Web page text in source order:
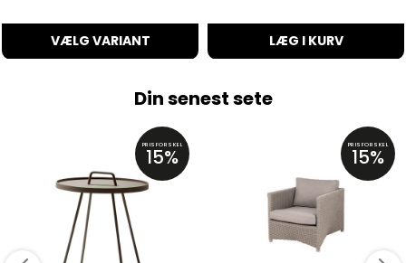
VÆLG VARIANT LÆG I KURV
Din senest sete
PRISFORSKEL
15% PRISFORSKEL
15%